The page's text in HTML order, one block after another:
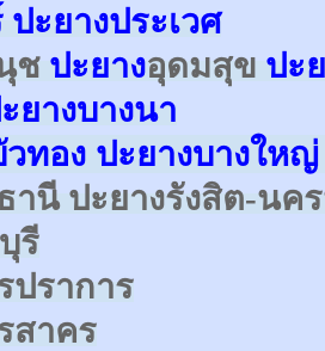
ะยางประเวศ
ช ปะยางอุดมสุข ปะ
ยางบางนา
วทอง ปะยางบางให
านี ปะยางรังสิต-นค
รี
ปราการ
สาคร